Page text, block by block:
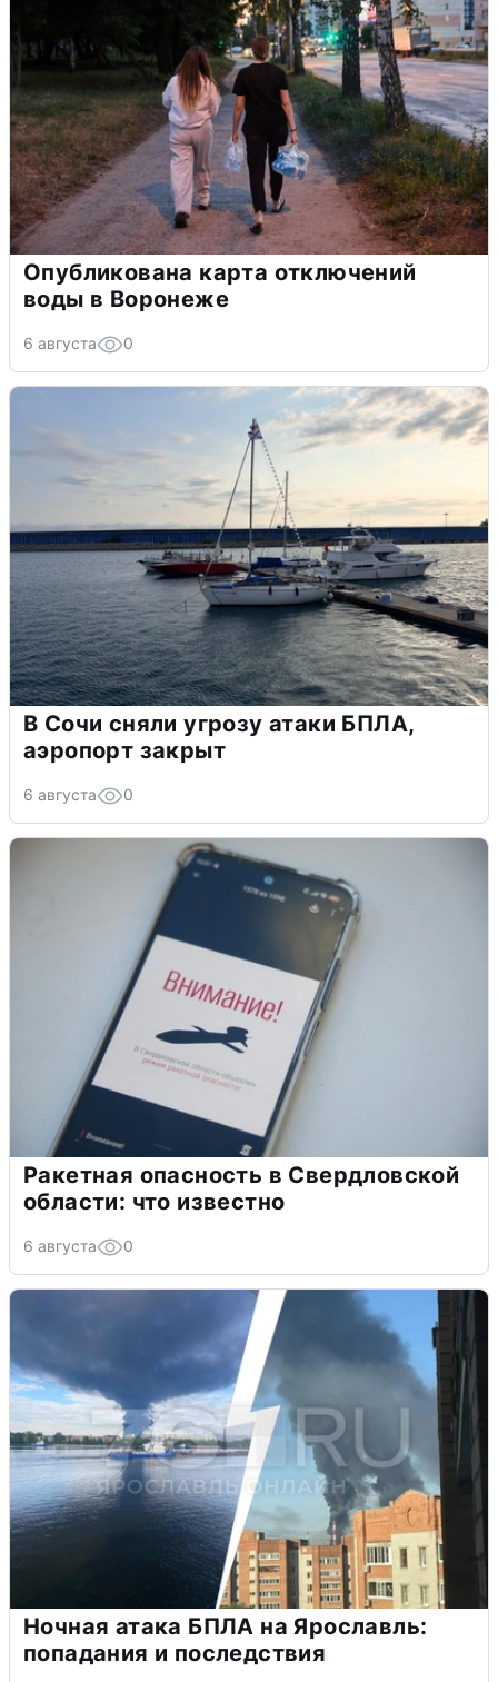
Опубликована карта отключений
воды в Воронеже
6 августа 0
В Сочи сняли угрозу атаки БПЛА,
аэропорт закрыт
6 августа 0
Ракетная опасность в Свердловской
области: что известно
6 августа 0
Ночная атака БПЛА на Ярославль:
попадания и последствия